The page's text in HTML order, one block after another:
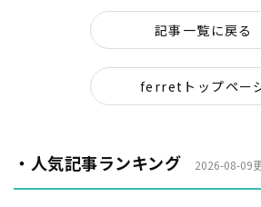
記事一覧に戻る
ferretトップペー
・人気記事ランキング 2026-08-09